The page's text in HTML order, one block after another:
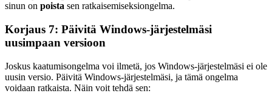
sinun on poista sen ratkaisemiseksiongelma.
Korjaus 7: Päivitä Windows-järjestelmäsi
uusimpaan versioon
Joskus kaatumisongelma voi ilmetä, jos Windows-järjestelmäsi ei ole
uusin versio. Päivitä Windows-järjestelmäsi, ja tämä ongelma
voidaan ratkaista. Näin voit tehdä sen: